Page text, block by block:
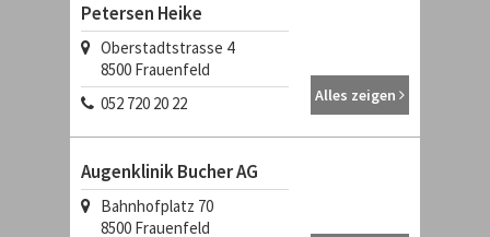
Petersen Heike
Oberstadtstrasse 4
8500 Frauenfeld
052 720 20 22
Alles zeigen
Augenklinik Bucher AG
Bahnhofplatz 70
8500 Frauenfeld